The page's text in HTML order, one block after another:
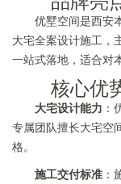
优墅空间是西安
大宅全案设计施工，
一站式落地，适合对
核心优
大宅设计能力
专属团队擅长大宅空
格。
施工交付标准